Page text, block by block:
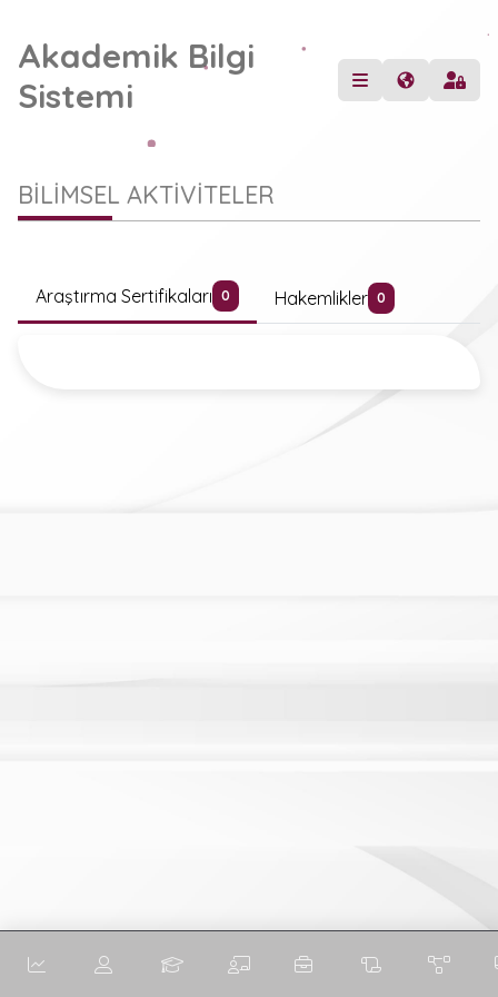
Akademik Bilgi
Sistemi
BİLİMSEL AKTİVİTELER
Araştırma Sertifikaları 0 Hakemlikler 0